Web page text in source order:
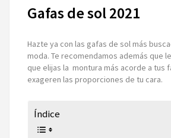
de
sol
Gafas de sol 2021
Hazte ya con las gafas de sol más
moda. Te recomendamos además que
que elijas la montura más acorde a tus
exageren las proporciones de tu cara.
Índice